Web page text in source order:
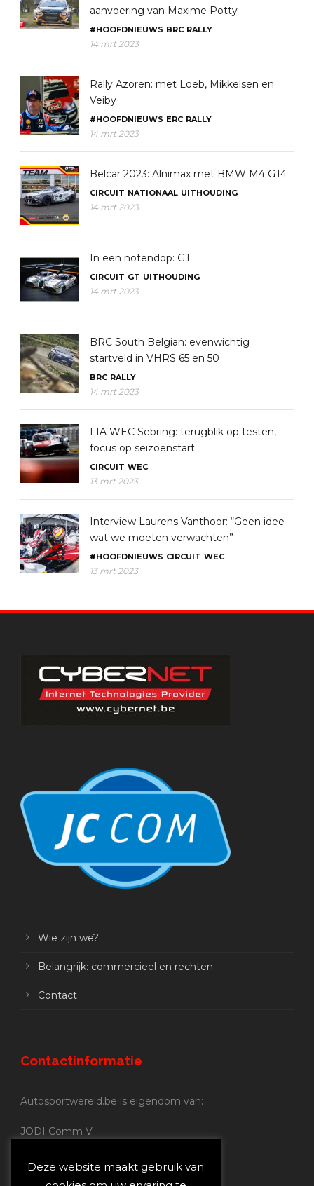
aanvoering van Maxime Potty
#HOOFDNIEUWS BRC RALLY
14 mrt 2023
Rally Azoren: met Loeb, Mikkelsen en
Veiby
#HOOFDNIEUWS ERC RALLY
14 mrt 2023
Belcar 2023: Alnimax met BMW M4 GT4
CIRCUIT NATIONAAL UITHOUDING
14 mrt 2023
In een notendop: GT
CIRCUIT GT UITHOUDING
14 mrt 2023
BRC South Belgian: evenwichtig
startveld in VHRS 65 en 50
BRC RALLY
14 mrt 2023
FIA WEC Sebring: terugblik op testen,
focus op seizoenstart
CIRCUIT WEC
13 mrt 2023
Interview Laurens Vanthoor: “Geen idee
wat we moeten verwachten”
#HOOFDNIEUWS CIRCUIT WEC
13 mrt 2023
Wie zijn we?
Belangrijk: commercieel en rechten
Contact
Contactinformatie
Autosportwereld.be is eigendom van:
JODI Comm V.
Nijverheidsstraat 70
2160 Wommelgem
Deze website maakt gebruik van